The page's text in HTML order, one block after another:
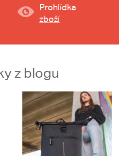
Prohlídka
zboží
z blogu